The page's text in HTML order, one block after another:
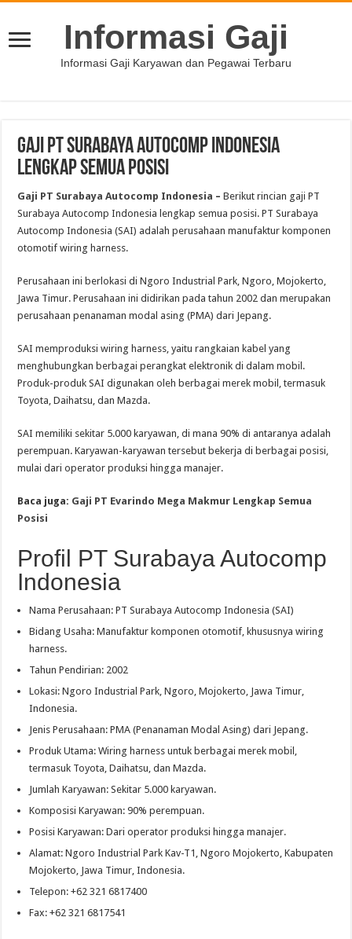
Informasi Gaji
Informasi Gaji Karyawan dan Pegawai Terbaru
Gaji PT Surabaya Autocomp Indonesia
Lengkap Semua Posisi
Gaji PT Surabaya Autocomp Indonesia – Berikut rincian gaji PT
Surabaya Autocomp Indonesia lengkap semua posisi. PT Surabaya
Autocomp Indonesia (SAI) adalah perusahaan manufaktur komponen
otomotif wiring harness.
Perusahaan ini berlokasi di Ngoro Industrial Park, Ngoro, Mojokerto,
Jawa Timur. Perusahaan ini didirikan pada tahun 2002 dan merupakan
perusahaan penanaman modal asing (PMA) dari Jepang.
SAI memproduksi wiring harness, yaitu rangkaian kabel yang
menghubungkan berbagai perangkat elektronik di dalam mobil.
Produk-produk SAI digunakan oleh berbagai merek mobil, termasuk
Toyota, Daihatsu, dan Mazda.
SAI memiliki sekitar 5.000 karyawan, di mana 90% di antaranya adalah
perempuan. Karyawan-karyawan tersebut bekerja di berbagai posisi,
mulai dari operator produksi hingga manajer.
Baca juga: Gaji PT Evarindo Mega Makmur Lengkap Semua
Posisi
Profil PT Surabaya Autocomp
Indonesia
Nama Perusahaan: PT Surabaya Autocomp Indonesia (SAI)
Bidang Usaha: Manufaktur komponen otomotif, khususnya wiring
harness.
Tahun Pendirian: 2002
Lokasi: Ngoro Industrial Park, Ngoro, Mojokerto, Jawa Timur,
Indonesia.
Jenis Perusahaan: PMA (Penanaman Modal Asing) dari Jepang.
Produk Utama: Wiring harness untuk berbagai merek mobil,
termasuk Toyota, Daihatsu, dan Mazda.
Jumlah Karyawan: Sekitar 5.000 karyawan.
Komposisi Karyawan: 90% perempuan.
Posisi Karyawan: Dari operator produksi hingga manajer.
Alamat: Ngoro Industrial Park Kav-T1, Ngoro Mojokerto, Kabupaten
Mojokerto, Jawa Timur, Indonesia.
Telepon: +62 321 6817400
Fax: +62 321 6817541